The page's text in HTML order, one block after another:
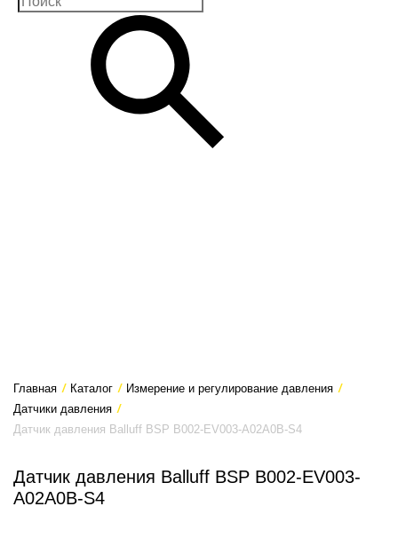
Главная / Каталог / Измерение и регулирование давления /
Датчики давления /
Датчик давления Balluff BSP B002-EV003-A02A0B-S4
Датчик давления Balluff BSP B002-EV003-
A02A0B-S4